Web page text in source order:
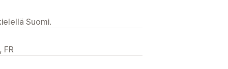
Suomi.
FR